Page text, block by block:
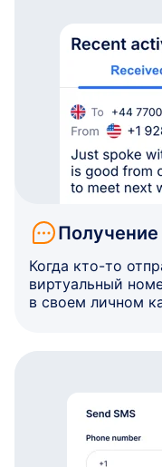
Получение
Когда кто-то
виртуальный
в своем личном